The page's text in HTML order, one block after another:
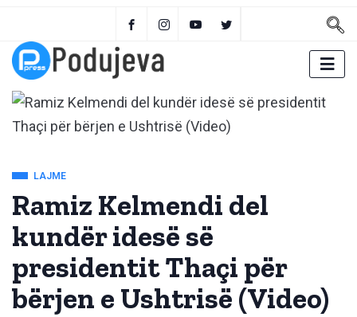
LAJME
Ramiz Kelmendi del
kundër idesë së
presidentit Thaçi për
bërjen e Ushtrisë (Video)